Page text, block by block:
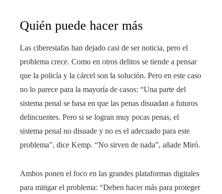
Quién puede hacer más
Las ciberestafas han dejado casi de ser noticia, pero el
problema crece. Como en otros delitos se tiende a pensar
que la policía y la cárcel son la solución. Pero en este caso
no lo parece para la mayoría de casos: “Una parte del
sistema penal se basa en que las penas disuadan a futuros
delincuentes. Pero si se logran muy pocas penas, el
sistema penal no disuade y no es el adecuado para este
problema”, dice Kemp. “No sirven de nada”, añade Miró.
Ambos ponen el foco en las grandes plataformas digitales
para mitigar el problema: “Deben hacer más para proteger